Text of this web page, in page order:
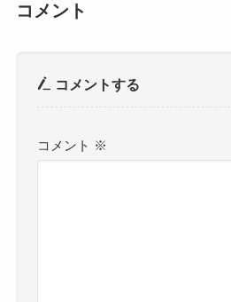
コメント
コメントする
コメント ※